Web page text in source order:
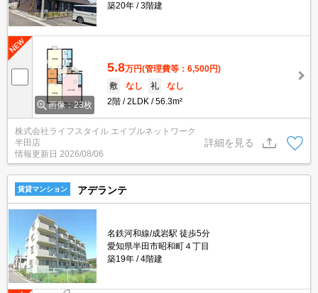
築20年
3階建
画像：23枚
5.8万円(管理費等：6,500円)
敷
なし 礼
なし
2階
2LDK 56.3m²
株式会社ライフスタイル エイブルネットワーク
半田店
情報更新日 2026/08/06
詳細を見る
賃貸マンション アデランテ
名鉄河和線/成岩駅 徒歩5分
愛知県半田市昭和町４丁目
築19年
4階建